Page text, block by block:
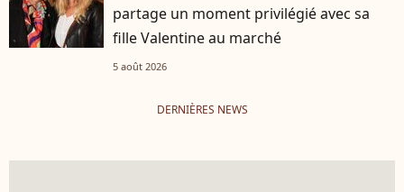
partage un moment privilégié avec sa
fille Valentine au marché
5 août 2026
DERNIÈRES NEWS